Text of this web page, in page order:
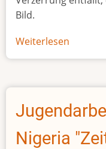
Bild.
Weiterlesen
Afrikas
Größe
Nigeria